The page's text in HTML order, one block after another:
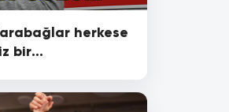
herkese
bir